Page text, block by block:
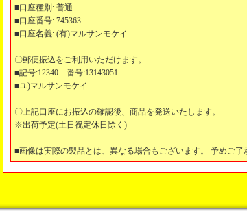
■口座種別: 普通
■口座番号: 745363
■口座名義: (有)マルサンモケイ
〇郵便振込をご利用いただけます。
■記号:12340 番号:13143051
■ユ)マルサンモケイ
〇上記口座にお振込の確認後、商品を発送いたします。
※出荷予定(土日祝定休日除く)
■画像は実際の製品とは、異なる場合もございます。 予めご了